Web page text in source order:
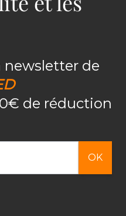
newsletter de
de réduction
OK